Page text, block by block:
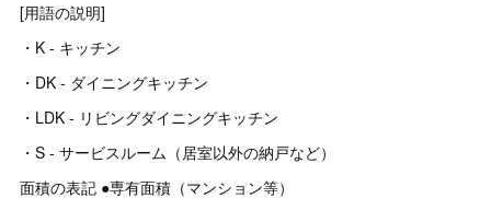
[用語の説明]
・K - キッチン
・DK - ダイニングキッチン
・LDK - リビングダイニングキッチン
・S - サービスルーム（居室以外の納戸など）
面積の表記 ●専有面積（マンション等）